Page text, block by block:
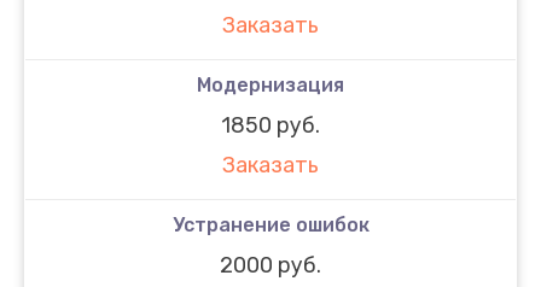
Заказать
Модернизация
1850 руб.
Заказать
Устранение ошибок
2000 руб.